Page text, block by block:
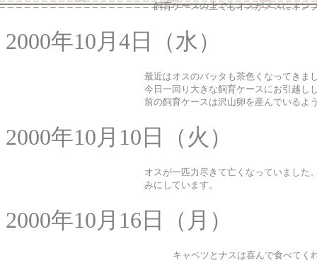
飼育ケースの上でもオスがメスにオン
2000年10月4日（水）
最近はオスのバッタも茶色くなってきま
今日一回り大きな飼育ケースにお引越し
前の飼育ケースは沢山卵を産んでいるよ
2000年10月10日（火）
オスが一匹力尽きて亡くなっていました
みにしています。
2000年10月16日（月）
キャベツとナスは喜んで食べてく